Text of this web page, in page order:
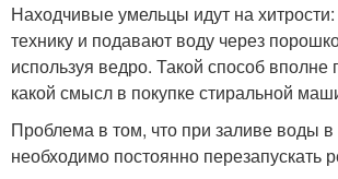
Находчивые умельцы идут на хитрости:
технику и подавают воду через
используя ведро. Такой способ вполне
какой смысл в покупке стиральной
Проблема в том, что при заливе воды в
необходимо постоянно перезапускать